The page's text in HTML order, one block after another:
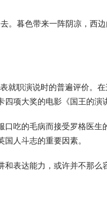
。暮色带来一阵阴凉，西
就职演说时的普遍评价。
项大奖的电影《国王的演
吃的毛病而接受罗格医
人斗志的重要因素。
表达能力，或许并不那么